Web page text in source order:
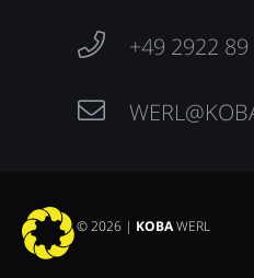
+49 2922
© 2026 | KOBAWERL